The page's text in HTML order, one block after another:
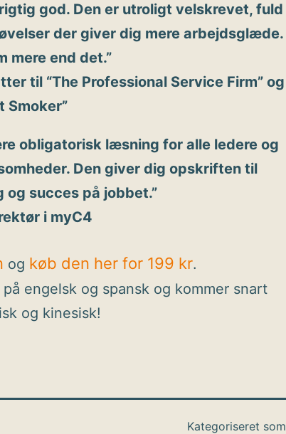
god. Den er utroligt velskrevet, fuld
der giver dig mere arbejdsglæde.
mere end det.”
til “The Professional Service Firm” og
Smoker”
obligatorisk læsning for alle ledere og
Den giver dig opskriften til
succes på jobbet.”
i myC4
og køb den her for 199 kr.
engelsk og spansk og kommer snart
og kinesisk!
Kategoriseret som